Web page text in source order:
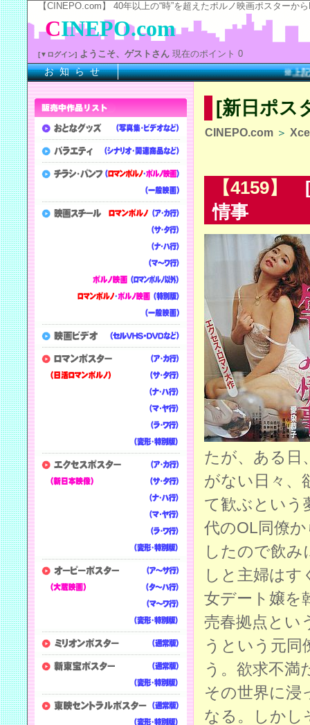
【CINEPO.com】 40年以上の“時”を超えたポルノ映画ポスター
[新日ポス
CINEPO.com ＞
【4159】
[
情事
たが、ある日
がない日々、
て歓ぶという
代のOL同僚
したので飲
しと主婦は
女デート嬢を
売春拠点とい
うという元同
う。欲求不満
その世界に浸
なる。しかし
※上記の
CINEPO.com
[▼ログイン] ようこそ、ゲストさん 現在のポイント 0
お 知 ら せ